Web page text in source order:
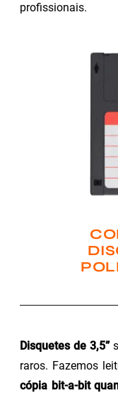
profissionais.
Disquetes de 3,5”
raros. Fazemos
cópia bit-a-bit